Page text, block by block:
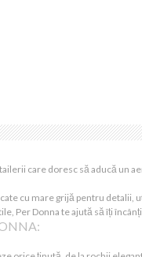
care doresc să aducă
cu mare grijă pentru detalii,
Per Donna te ajută să îți